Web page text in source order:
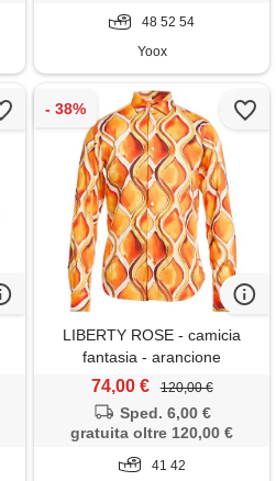
48 52 54
Yoox
LIBERTY ROSE - camicia
fantasia - arancione
74,00 € 120,00 €
Sped. 6,00 €
gratuita oltre 120,00 €
41 42